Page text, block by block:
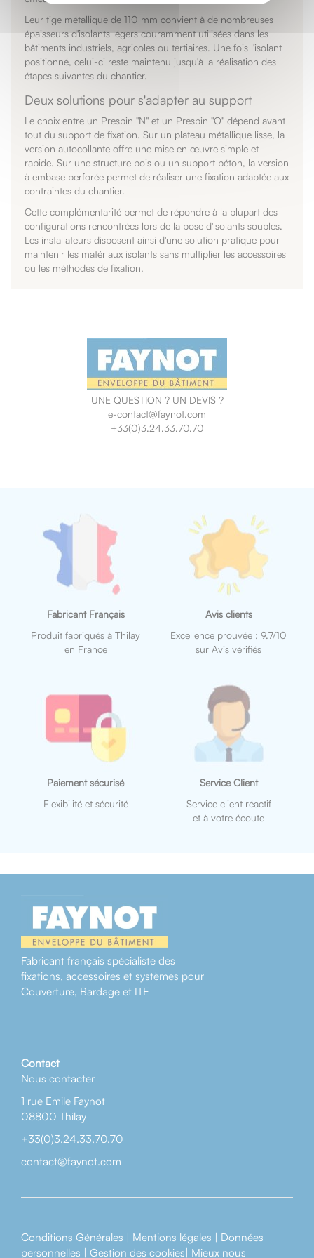
Leur tige métallique de 110 mm convient à de nombreuses
épaisseurs d'isolants légers couramment utilisées dans les
bâtiments industriels, agricoles ou tertiaires. Une fois l'isolant
positionné, celui-ci reste maintenu jusqu'à la réalisation des
étapes suivantes du chantier.
Deux solutions pour s'adapter au support
Le choix entre un Prespin "N" et un Prespin "O" dépend avant
tout du support de fixation. Sur un plateau métallique lisse, la
version autocollante offre une mise en œuvre simple et
rapide. Sur une structure bois ou un support béton, la version
à embase perforée permet de réaliser une fixation adaptée aux
contraintes du chantier.
Cette complémentarité permet de répondre à la plupart des
configurations rencontrées lors de la pose d'isolants souples.
Les installateurs disposent ainsi d'une solution pratique pour
maintenir les matériaux isolants sans multiplier les accessoires
ou les méthodes de fixation.
UNE QUESTION ? UN DEVIS ?
e-contact@faynot.com
+33(0)3.24.33.70.70
Fabricant Français
Produit fabriqués à Thilay
en France
Avis clients
Excellence prouvée : 9.7/10
sur Avis vérifiés
Paiement sécurisé
Flexibilité et sécurité
Service Client
Service client réactif
et à votre écoute
Fabricant français spécialiste des
fixations, accessoires et systèmes pour
Couverture, Bardage et ITE
Contact
Nous contacter
1 rue Emile Faynot
08800 Thilay
+33(0)3.24.33.70.70
contact@faynot.com
Conditions Générales | Mentions légales | Données
personnelles | Gestion des cookies| Mieux nous